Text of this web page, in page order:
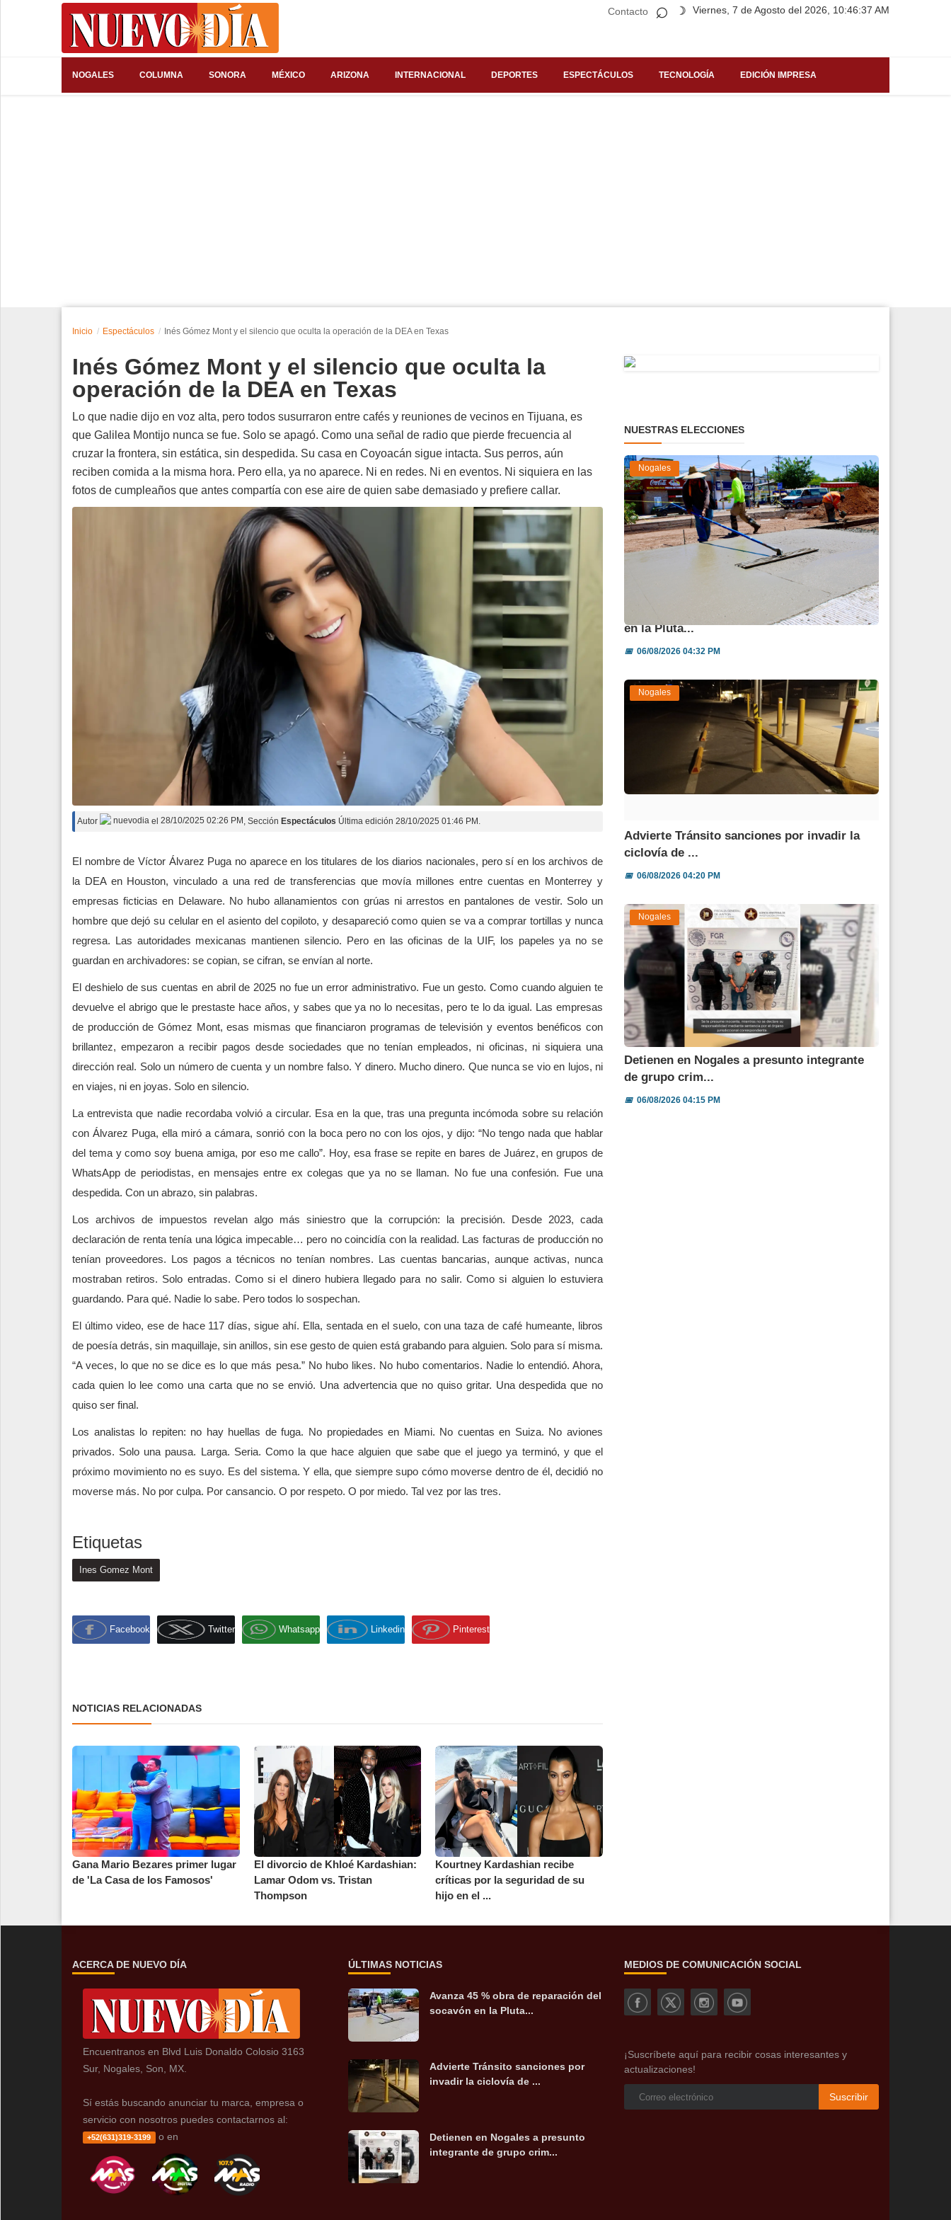
Contacto Viernes, 7 de Agosto del 2026, 10:46:37 AM
⌕ ☽
NOGALES COLUMNA SONORA MÉXICO ARIZONA INTERNACIONAL DEPORTES ESPECTÁCULOS TECNOLOGÍA EDICIÓN IMPRESA
Edición Impresa
Inicio Espectáculos Inés Gómez Mont y el silencio que oculta la operación de la DEA en Texas
Inés Gómez Mont y el silencio que oculta la
operación de la DEA en Texas
Lo que nadie dijo en voz alta, pero todos susurraron entre cafés y reuniones de vecinos en Tijuana, es
que Galilea Montijo nunca se fue. Solo se apagó. Como una señal de radio que pierde frecuencia al
cruzar la frontera, sin estática, sin despedida. Su casa en Coyoacán sigue intacta. Sus perros, aún
reciben comida a la misma hora. Pero ella, ya no aparece. Ni en redes. Ni en eventos. Ni siquiera en las
fotos de cumpleaños que antes compartía con ese aire de quien sabe demasiado y prefiere callar.
Autor nuevodia el 28/10/2025 02:26 PM , Sección Espectáculos Última edición 28/10/2025 01:46 PM.
El nombre de Víctor Álvarez Puga no aparece en los titulares de los diarios nacionales, pero sí en los archivos de
la DEA en Houston, vinculado a una red de transferencias que movía millones entre cuentas en Monterrey y
empresas ficticias en Delaware. No hubo allanamientos con grúas ni arrestos en pantalones de vestir. Solo un
hombre que dejó su celular en el asiento del copiloto, y desapareció como quien se va a comprar tortillas y nunca
regresa. Las autoridades mexicanas mantienen silencio. Pero en las oficinas de la UIF, los papeles ya no se
guardan en archivadores: se copian, se cifran, se envían al norte.
El deshielo de sus cuentas en abril de 2025 no fue un error administrativo. Fue un gesto. Como cuando alguien te
devuelve el abrigo que le prestaste hace años, y sabes que ya no lo necesitas, pero te lo da igual. Las empresas
de producción de Gómez Mont, esas mismas que financiaron programas de televisión y eventos benéficos con
brillantez, empezaron a recibir pagos desde sociedades que no tenían empleados, ni oficinas, ni siquiera una
dirección real. Solo un número de cuenta y un nombre falso. Y dinero. Mucho dinero. Que nunca se vio en lujos, ni
en viajes, ni en joyas. Solo en silencio.
La entrevista que nadie recordaba volvió a circular. Esa en la que, tras una pregunta incómoda sobre su relación
con Álvarez Puga, ella miró a cámara, sonrió con la boca pero no con los ojos, y dijo: “No tengo nada que hablar
del tema y como soy buena amiga, por eso me callo”. Hoy, esa frase se repite en bares de Juárez, en grupos de
WhatsApp de periodistas, en mensajes entre ex colegas que ya no se llaman. No fue una confesión. Fue una
despedida. Con un abrazo, sin palabras.
Los archivos de impuestos revelan algo más siniestro que la corrupción: la precisión. Desde 2023, cada
declaración de renta tenía una lógica impecable… pero no coincidía con la realidad. Las facturas de producción no
tenían proveedores. Los pagos a técnicos no tenían nombres. Las cuentas bancarias, aunque activas, nunca
mostraban retiros. Solo entradas. Como si el dinero hubiera llegado para no salir. Como si alguien lo estuviera
guardando. Para qué. Nadie lo sabe. Pero todos lo sospechan.
El último video, ese de hace 117 días, sigue ahí. Ella, sentada en el suelo, con una taza de café humeante, libros
de poesía detrás, sin maquillaje, sin anillos, sin ese gesto de quien está grabando para alguien. Solo para sí misma.
“A veces, lo que no se dice es lo que más pesa.” No hubo likes. No hubo comentarios. Nadie lo entendió. Ahora,
cada quien lo lee como una carta que no se envió. Una advertencia que no quiso gritar. Una despedida que no
quiso ser final.
Los analistas lo repiten: no hay huellas de fuga. No propiedades en Miami. No cuentas en Suiza. No aviones
privados. Solo una pausa. Larga. Seria. Como la que hace alguien que sabe que el juego ya terminó, y que el
próximo movimiento no es suyo. Es del sistema. Y ella, que siempre supo cómo moverse dentro de él, decidió no
moverse más. No por culpa. Por cansancio. O por respeto. O por miedo. Tal vez por las tres.
Etiquetas
Ines Gomez Mont
Facebook Twitter Whatsapp Linkedin Pinterest
NOTICIAS RELACIONADAS
Gana Mario Bezares primer lugar
de 'La Casa de los Famosos'
El divorcio de Khloé Kardashian:
Lamar Odom vs. Tristan
Thompson
Kourtney Kardashian recibe
críticas por la seguridad de su
hijo en el ...
NUESTRAS ELECCIONES
Nogales
Avanza 45 % obra de reparación del socavón
en la Pluta...
📅06/08/2026 04:32 PM
Nogales
Advierte Tránsito sanciones por invadir la
ciclovía de ...
📅06/08/2026 04:20 PM
Nogales
Detienen en Nogales a presunto integrante
de grupo crim...
📅06/08/2026 04:15 PM
ACERCA DE NUEVO DÍA
Encuentranos en Blvd Luis Donaldo Colosio 3163
Sur, Nogales, Son, MX.
Sí estás buscando anunciar tu marca, empresa o
servicio con nosotros puedes contactarnos al:
+52(631)319-3199 o en
ÚLTIMAS NOTICIAS
Avanza 45 % obra de reparación del
socavón en la Pluta...
Advierte Tránsito sanciones por
invadir la ciclovía de ...
Detienen en Nogales a presunto
integrante de grupo crim...
MEDIOS DE COMUNICACIÓN SOCIAL
¡Suscríbete aquí para recibir cosas interesantes y
actualizaciones!
Suscribir